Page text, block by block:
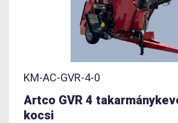
KM-AC-GVR-4-0
Artco GVR 4
kocsi